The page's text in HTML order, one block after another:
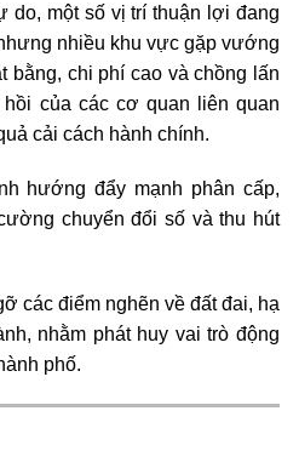
một số vị trí thuận lợi đang
nhiều khu vực gặp vướng
bằng, chi phí cao và chồng lấn
của các cơ quan liên quan
cải cách hành chính.
hướng đẩy mạnh phân cấp,
chuyển đổi số và thu hút
các điểm nghẽn về đất đai, hạ
nhằm phát huy vai trò động
phố.